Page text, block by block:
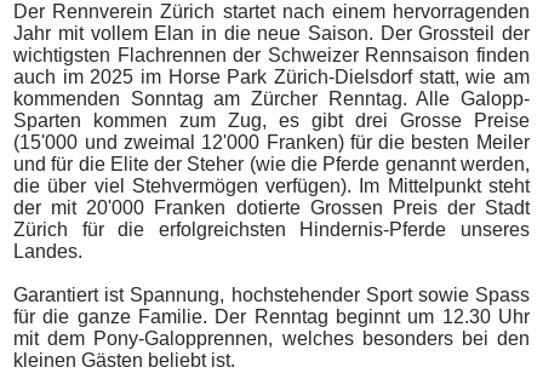
Der Rennverein Zürich startet nach einem hervorragenden
Jahr mit vollem Elan in die neue Saison. Der Grossteil der
wichtigsten Flachrennen der Schweizer Rennsaison finden
auch im 2025 im Horse Park Zürich-Dielsdorf statt, wie am
kommenden Sonntag am Zürcher Renntag. Alle Galopp-
Sparten kommen zum Zug, es gibt drei Grosse Preise
(15'000 und zweimal 12'000 Franken) für die besten Meiler
und für die Elite der Steher (wie die Pferde genannt werden,
die über viel Stehvermögen verfügen). Im Mittelpunkt steht
der mit 20'000 Franken dotierte Grossen Preis der Stadt
Zürich für die erfolgreichsten Hindernis-Pferde unseres
Landes.
Garantiert ist Spannung, hochstehender Sport sowie Spass
für die ganze Familie. Der Renntag beginnt um 12.30 Uhr
mit dem Pony-Galopprennen, welches besonders bei den
kleinen Gästen beliebt ist.